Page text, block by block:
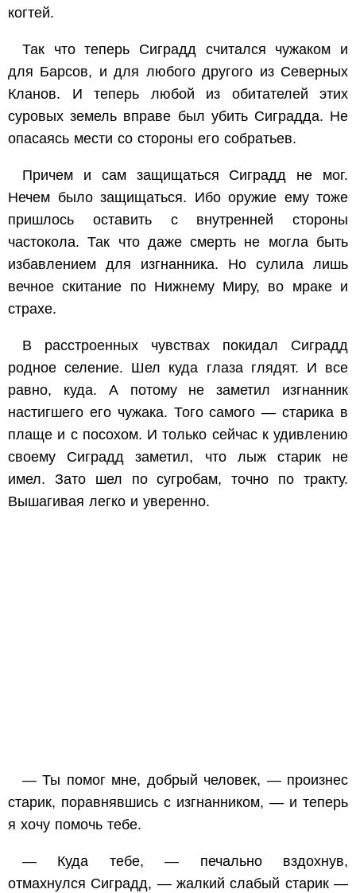
когтей.
Так что теперь Сиградд считался чужаком и
для Барсов, и для любого другого из Северных
Кланов. И теперь любой из обитателей этих
суровых земель вправе был убить Сиградда. Не
опасаясь мести со стороны его собратьев.
Причем и сам защищаться Сиградд не мог.
Нечем было защищаться. Ибо оружие ему тоже
пришлось оставить с внутренней стороны
частокола. Так что даже смерть не могла быть
избавлением для изгнанника. Но сулила лишь
вечное скитание по Нижнему Миру, во мраке и
страхе.
В расстроенных чувствах покидал Сиградд
родное селение. Шел куда глаза глядят. И все
равно, куда. А потому не заметил изгнанник
настигшего его чужака. Того самого — старика в
плаще и с посохом. И только сейчас к удивлению
своему Сиградд заметил, что лыж старик не
имел. Зато шел по сугробам, точно по тракту.
Вышагивая легко и уверенно.
— Ты помог мне, добрый человек, — произнес
старик, поравнявшись с изгнанником, — и теперь
я хочу помочь тебе.
— Куда тебе, — печально вздохнув,
отмахнулся Сиградд, — жалкий слабый старик —